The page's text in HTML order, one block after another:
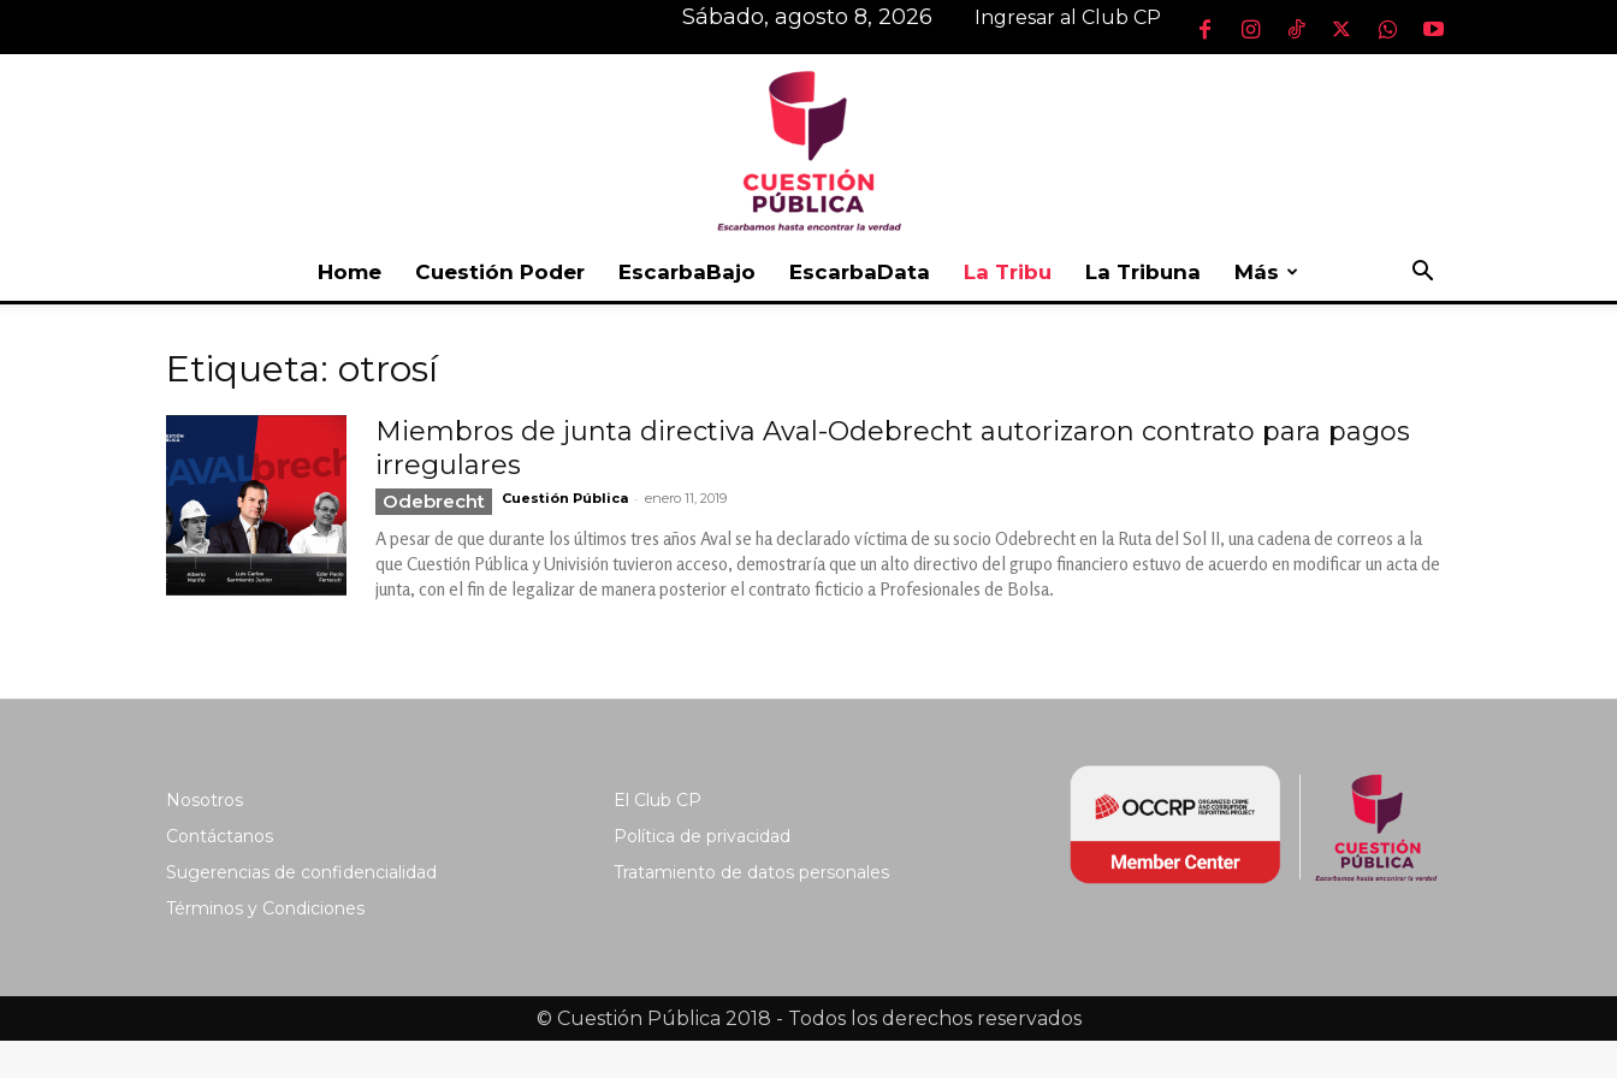
sábado, agosto 8, 2026 Ingresar al Club CP
Home Cuestión Poder EscarbaBajo EscarbaData La Tribu La Tribuna Más
Etiqueta: otrosí
Miembros de junta directiva Aval-Odebrecht autorizaron contrato para pagos
irregulares
Odebrecht Cuestión Pública - enero 11, 2019
A pesar de que durante los últimos tres años Aval se ha declarado víctima de su socio Odebrecht en la Ruta del Sol II, una cadena de correos a la
que Cuestión Pública y Univisión tuvieron acceso, demostraría que un alto directivo del grupo financiero estuvo de acuerdo en modificar un acta de
junta, con el fin de legalizar de manera posterior el contrato ficticio a Profesionales de Bolsa.
Nosotros
Contáctanos
Sugerencias de confidencialidad
Términos y Condiciones
El Club CP
Política de privacidad
Tratamiento de datos personales
© Cuestión Pública 2018 - Todos los derechos reservados